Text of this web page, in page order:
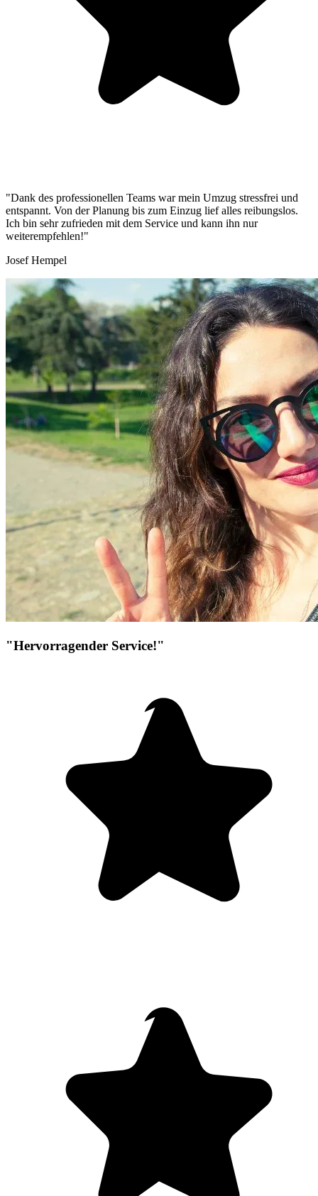
"Dank des professionellen Teams war mein Umzug stressfrei und
entspannt. Von der Planung bis zum Einzug lief alles reibungslos.
Ich bin sehr zufrieden mit dem Service und kann ihn nur
weiterempfehlen!"
Josef Hempel
"Hervorragender Service!"